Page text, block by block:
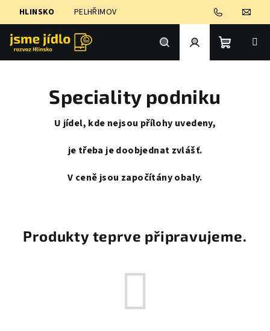
HLINSKO PELHŘIMOV
Hledat PřihlášeníNákupní
Speciality podniku
U jídel, kde nejsou přílohy uvedeny,
je třeba je doobjednat zvlášť.
V ceně jsou započítány obaly.
Produkty teprve připravujeme.